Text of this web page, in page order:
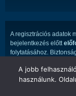
A regisztrációs adatok
bejelentkezés előtt
folytatásához.
LED ÉS LCD TV
A jobb
használunk.